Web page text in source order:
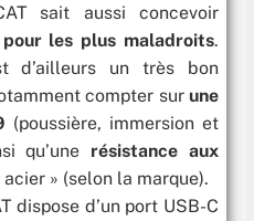
sait aussi concevoir
pour les plus maladroits.
d’ailleurs un très bon
compter sur une
(poussière, immersion et
qu’une résistance aux
acier » (selon la marque).
dispose d’un port USB-C